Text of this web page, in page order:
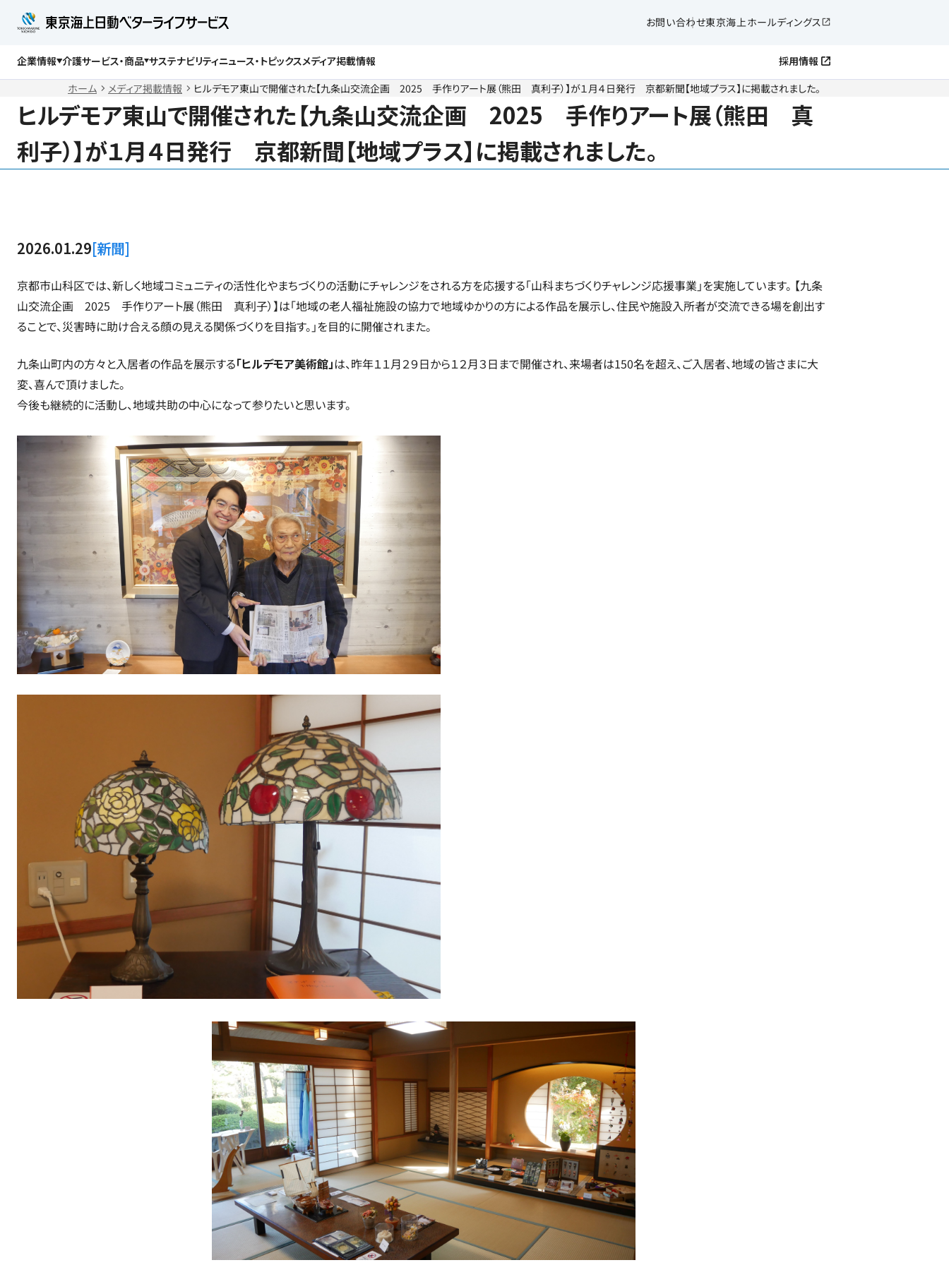
お問い合わせ東京海上ホールディングス
企業情報 介護サービス・商品 サステナビリティニュース・トピックスメディア掲載情報 採用情報
社長メッセージ経営理念・経営方針健康宣言会社概要・沿革
在宅介護サービス介護付有料老人ホームサービス付き高齢者向け住宅シニア向け介護・家事代行サービス
ホーム メディア掲載情報 ヒルデモア東山で開催された【九条山交流企画 2025 手作りアート展（熊田 真利子）】が１月４日発行 京都新聞【地域プラス】に掲載されました。
ヒルデモア東山で開催された【九条山交流企画 2025 手作りアート展（熊田 真
利子）】が１月４日発行 京都新聞【地域プラス】に掲載されました。
2026.01.29 新聞
京都市山科区では、新しく地域コミュニティの活性化やまちづくりの活動にチャレンジをされる方を応援する「山科まちづくりチャレンジ応援事業」を実施しています。 【九条
山交流企画 2025 手作りアート展（熊田 真利子）】は「地域の老人福祉施設の協力で地域ゆかりの方による作品を展示し、住民や施設入所者が交流できる場を創出す
ることで、災害時に助け合える顔の見える関係づくりを目指す。」を目的に開催されまた。
九条山町内の方々と入居者の作品を展示する「ヒルデモア美術館」は、昨年１１月２９日から１２月３日まで開催され、来場者は150名を超え、ご入居者、地域の皆さまに大
変、喜んで頂けました。
今後も継続的に活動し、地域共助の中心になって参りたいと思います。